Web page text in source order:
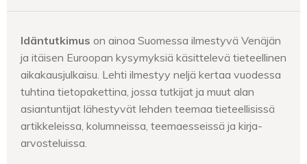
Idäntutkimus on ainoa Suomessa ilmestyvä Venäjän
ja itäisen Euroopan kysymyksiä käsittelevä tieteellinen
aikakausjulkaisu. Lehti ilmestyy neljä kertaa vuodessa
tuhtina tietopakettina, jossa tutkijat ja muut alan
asiantuntijat lähestyvät lehden teemaa tieteellisissä
artikkeleissa, kolumneissa, teemaesseissä ja kirja-
arvosteluissa.